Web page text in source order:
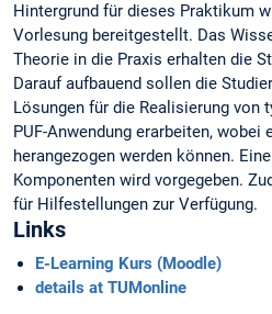
Hintergrund für dieses Praktikum
Vorlesung bereitgestellt. Das
Theorie in die Praxis erhalten die
Darauf aufbauend sollen die
Lösungen für die Realisierung von
PUF-Anwendung erarbeiten, wobei
herangezogen werden können.
Komponenten wird vorgegeben.
für Hilfestellungen zur Verfügung.
Links
E-Learning Kurs (Moodle)
details at TUMonline